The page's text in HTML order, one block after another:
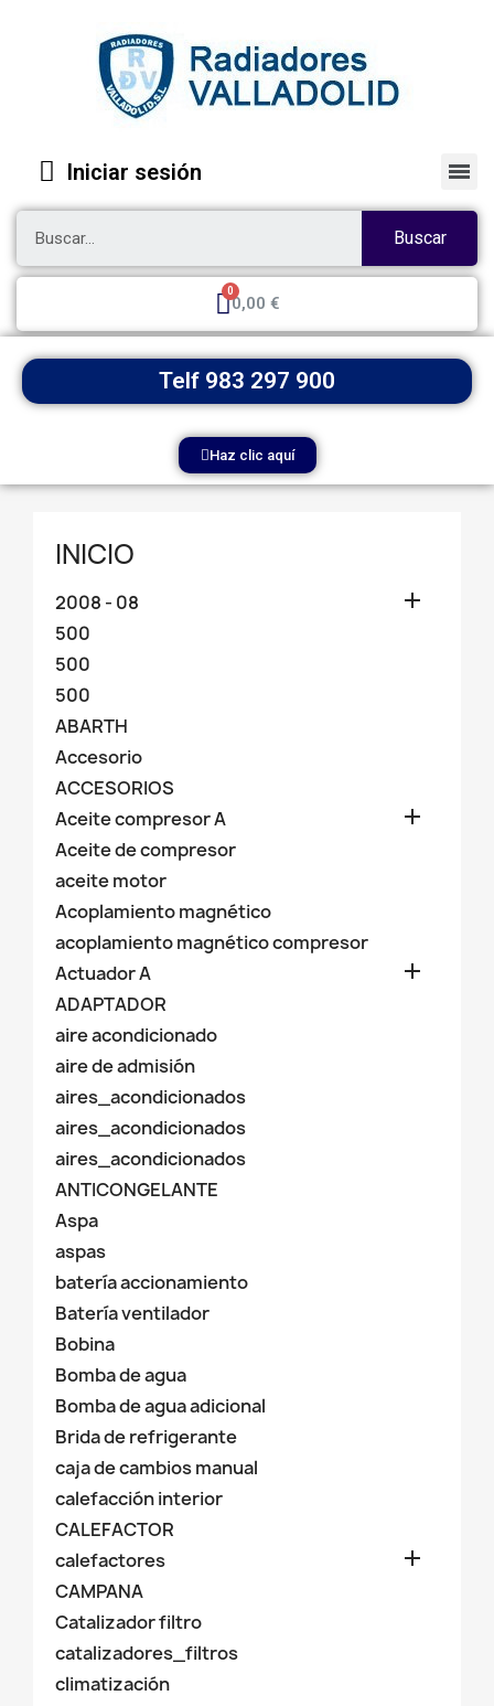
Iniciar sesión
Buscar
0,00 €
Telf 983 297 900
Haz clic aquí
INICIO
2008 - 08 
500
500
500
ABARTH
Accesorio
ACCESORIOS
Aceite compresor A

Aceite de compresor
aceite motor
Acoplamiento magnético
acoplamiento magnético compresor
Actuador A

ADAPTADOR
aire acondicionado
aire de admisión
aires_acondicionados
aires_acondicionados
aires_acondicionados
ANTICONGELANTE
Aspa
aspas
batería accionamiento
Batería ventilador
Bobina
Bomba de agua
Bomba de agua adicional
Brida de refrigerante
caja de cambios manual
calefacción interior
CALEFACTOR
calefactores

CAMPANA
Catalizador filtro
catalizadores_filtros
climatización